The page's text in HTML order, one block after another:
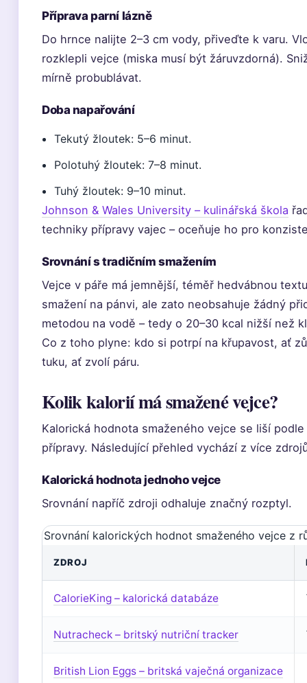
Příprava parní lázně
Do hrnce nalijte 2–3 cm vody, přiveďte k varu.
rozklepli vejce (miska musí být žáruvzdorná).
mírně probublávat.
Doba napařování
Tekutý žloutek: 5–6 minut.
Polotuhý žloutek: 7–8 minut.
Tuhý žloutek: 9–10 minut.
Johnson & Wales University – kulinářská škola
techniky přípravy vajec – oceňuje ho pro
Srovnání s tradičním smažením
Vejce v páře má jemnější, téměř hedvábnou
smažení na pánvi, ale zato neobsahuje žádný
metodou na vodě – tedy o 20–30 kcal nižší než
Co z toho plyne: kdo si potrpí na křupavost, ať
tuku, ať zvolí páru.
Kolik kalorií má smažené vejce?
Kalorická hodnota smaženého vejce se liší
přípravy. Následující přehled vychází z více
Kalorická hodnota jednoho vejce
Srovnání napříč zdroji odhaluje značný rozptyl.
Srovnání kalorických hodnot smaženého vejce z
ZDROJ
CalorieKing – kalorická databáze
Nutracheck – britský nutriční tracker
British Lion Eggs – britská vaječná organizace